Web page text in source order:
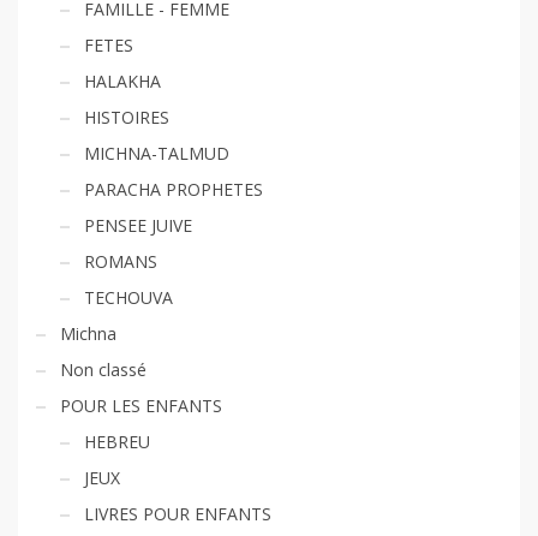
FAMILLE - FEMME
FETES
HALAKHA
HISTOIRES
MICHNA-TALMUD
PARACHA PROPHETES
PENSEE JUIVE
ROMANS
TECHOUVA
Michna
Non classé
POUR LES ENFANTS
HEBREU
JEUX
LIVRES POUR ENFANTS